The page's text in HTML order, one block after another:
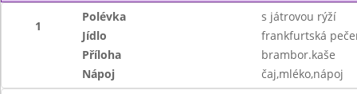
1
Polévka
s játrovou rýží
Jídlo
frankfurtská
Příloha
brambor.kaše
Nápoj
čaj,mléko,nápoj